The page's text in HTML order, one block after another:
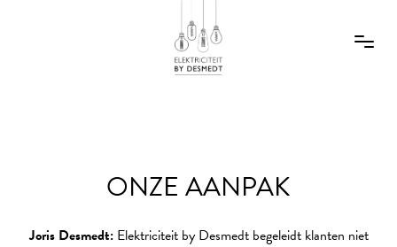
ONZE AANPAK
Joris Desmedt: Elektriciteit by Desmedt begeleidt klanten niet